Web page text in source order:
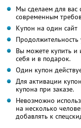
Мы сделаем для вас
современным
Купон на один сайт
Продолжительность
Вы можете купить и
себя и в подарок.
Один купон
Для активации
купона при заказе.
Невозможно
на несколько
добавлять к